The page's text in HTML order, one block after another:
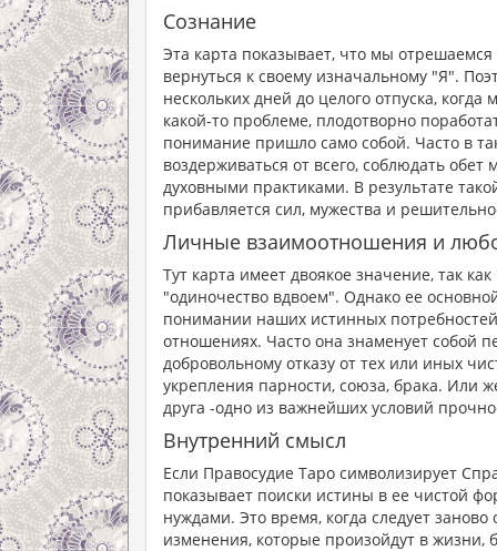
Сознание
Эта карта показывает, что мы
вернуться к своему изначальному "Я".
нескольких дней до целого отпуска,
какой-то проблеме, плодотворно
понимание пришло само собой. Часто в
воздерживаться от всего, соблюдать
духовными практиками. В результате
прибавляется сил, мужества и
Личные взаимоотношения и
Тут карта имеет двоякое значение, так
"одиночество вдвоем". Однако ее
понимании наших истинных
отношениях. Часто она знаменует собой
добровольному отказу от тех или иных
укрепления парности, союза, брака. Или
друга -одно из важнейших условий
Внутренний смысл
Если Правосудие Таро символизирует
показывает поиски истины в ее чистой
нуждами. Это время, когда следует
изменения, которые произойдут в жизни,